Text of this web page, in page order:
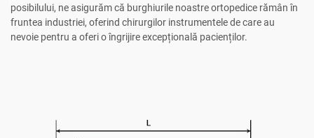
posibilului, ne asigurăm că burghiurile noastre ortopedice rămân în
fruntea industriei, oferind chirurgilor instrumentele de care au
nevoie pentru a oferi o îngrijire excepțională pacienților.